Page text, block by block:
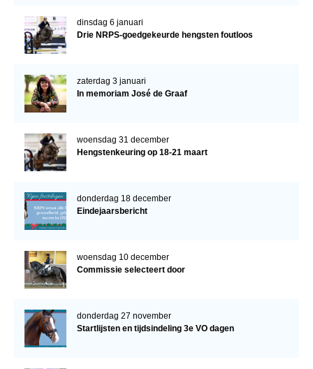
dinsdag 6 januari
Drie NRPS-goedgekeurde hengsten foutloos
zaterdag 3 januari
In memoriam José de Graaf
woensdag 31 december
Hengstenkeuring op 18-21 maart
donderdag 18 december
Eindejaarsbericht
woensdag 10 december
Commissie selecteert door
donderdag 27 november
Startlijsten en tijdsindeling 3e VO dagen